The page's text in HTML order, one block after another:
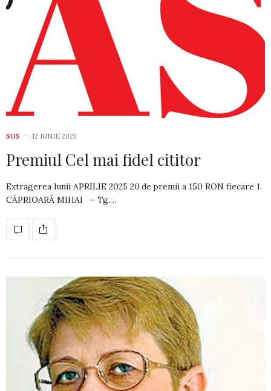
SOS 12 IUNIE 2025
Premiul Cel mai fidel cititor
Extragerea lunii APRILIE 2025 20 de premii a 150 RON fiecare 1.
CĂPRIOARĂ MIHAI – Tg.…